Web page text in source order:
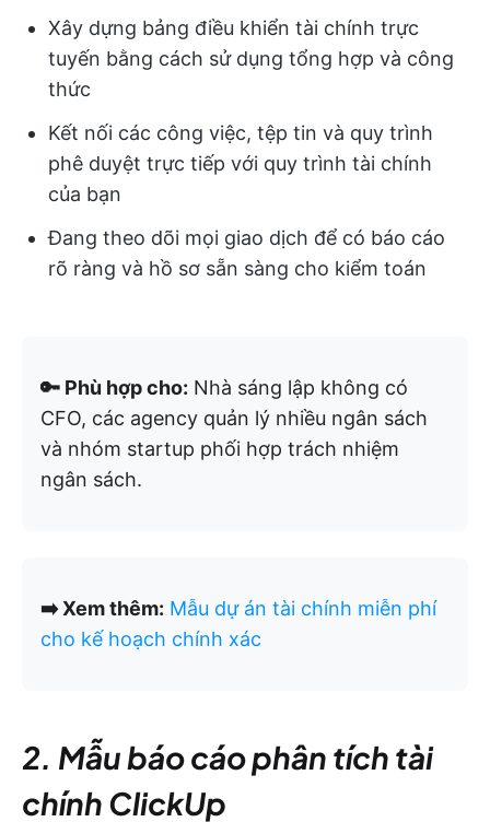
Xây dựng bảng điều khiển tài chính trực
tuyến bằng cách sử dụng tổng hợp và công
thức
Kết nối các công việc, tệp tin và quy trình
phê duyệt trực tiếp với quy trình tài chính
của bạn
Đang theo dõi mọi giao dịch để có báo cáo
rõ ràng và hồ sơ sẵn sàng cho kiểm toán
🔑 Phù hợp cho: Nhà sáng lập không có
CFO, các agency quản lý nhiều ngân sách
và nhóm startup phối hợp trách nhiệm
ngân sách.
➡️ Xem thêm: Mẫu dự án tài chính miễn phí
cho kế hoạch chính xác
2. Mẫu báo cáo phân tích tài
chính ClickUp